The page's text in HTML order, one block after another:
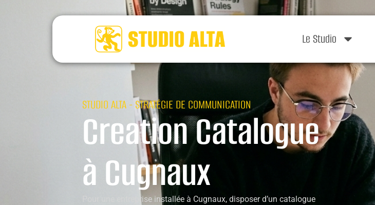
Le Studio
STUDIO ALTA - STRATÉGIE DE COMMUNICATION
Creation Catalogue
à Cugnaux
Pour une entreprise installée à Cugnaux, disposer d’un catalogue